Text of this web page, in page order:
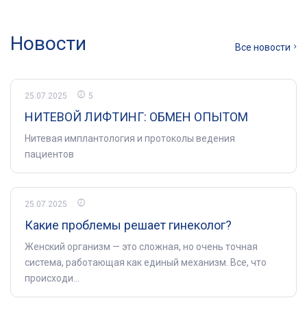
Новости Все новости
25.07.2025 5
НИТЕВОЙ ЛИФТИНГ: ОБМЕН ОПЫТОМ
Нитевая имплантология и протоколы ведения
пациентов
25.07.2025
Какие проблемы решает гинеколог?
Женский организм — это сложная, но очень точная
система, работающая как единый механизм. Все, что
происходи...